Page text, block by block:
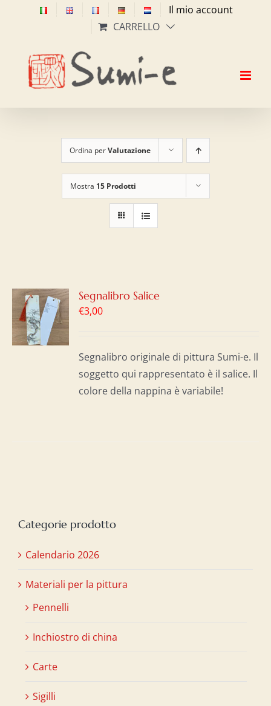
Il mio account
CARRELLO
Ordina perValutazione
Mostra 15 Prodotti
Segnalibro Salice
€3,00
Segnalibro originale di pittura Sumi-e. Il
soggetto qui rappresentato è il salice. Il
colore della nappina è variabile!
Categorie prodotto
Calendario 2026
Materiali per la pittura
Pennelli
Inchiostro di china
Carte
Sigilli